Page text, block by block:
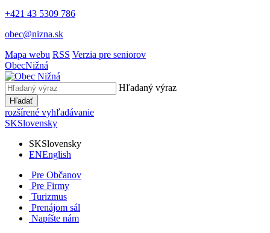
+421 43 5309 786
obec@nizna.sk
Mapa webu RSS Verzia pre seniorov
ObecNižná
Hľadaný výraz
Hľadať
rozšírené vyhľadávanie
SKSlovensky
SKSlovensky
ENEnglish
Pre Občanov
Pre Firmy
Turizmus
Prenájom sál
Napíšte nám